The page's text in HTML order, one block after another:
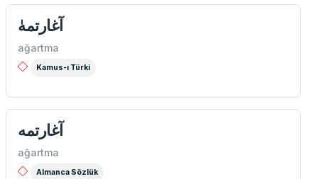
آغارتمهٰ
ağartma
Kamus-ı Türki
آغارتمه
ağartma
Almanca Sözlük